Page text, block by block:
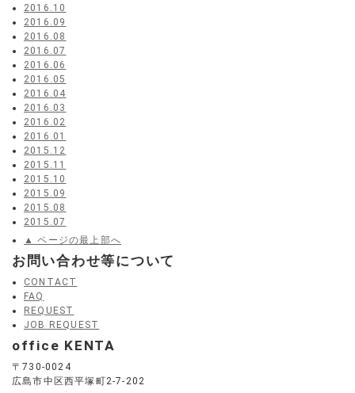
2016.10
2016.09
2016.08
2016.07
2016.06
2016.05
2016.04
2016.03
2016.02
2016.01
2015.12
2015.11
2015.10
2015.09
2015.08
2015.07
▲ ページの最上部へ
お問い合わせ等について
CONTACT
FAQ
REQUEST
JOB REQUEST
office KENTA
〒730-0024
広島市中区西平塚町2-7-202